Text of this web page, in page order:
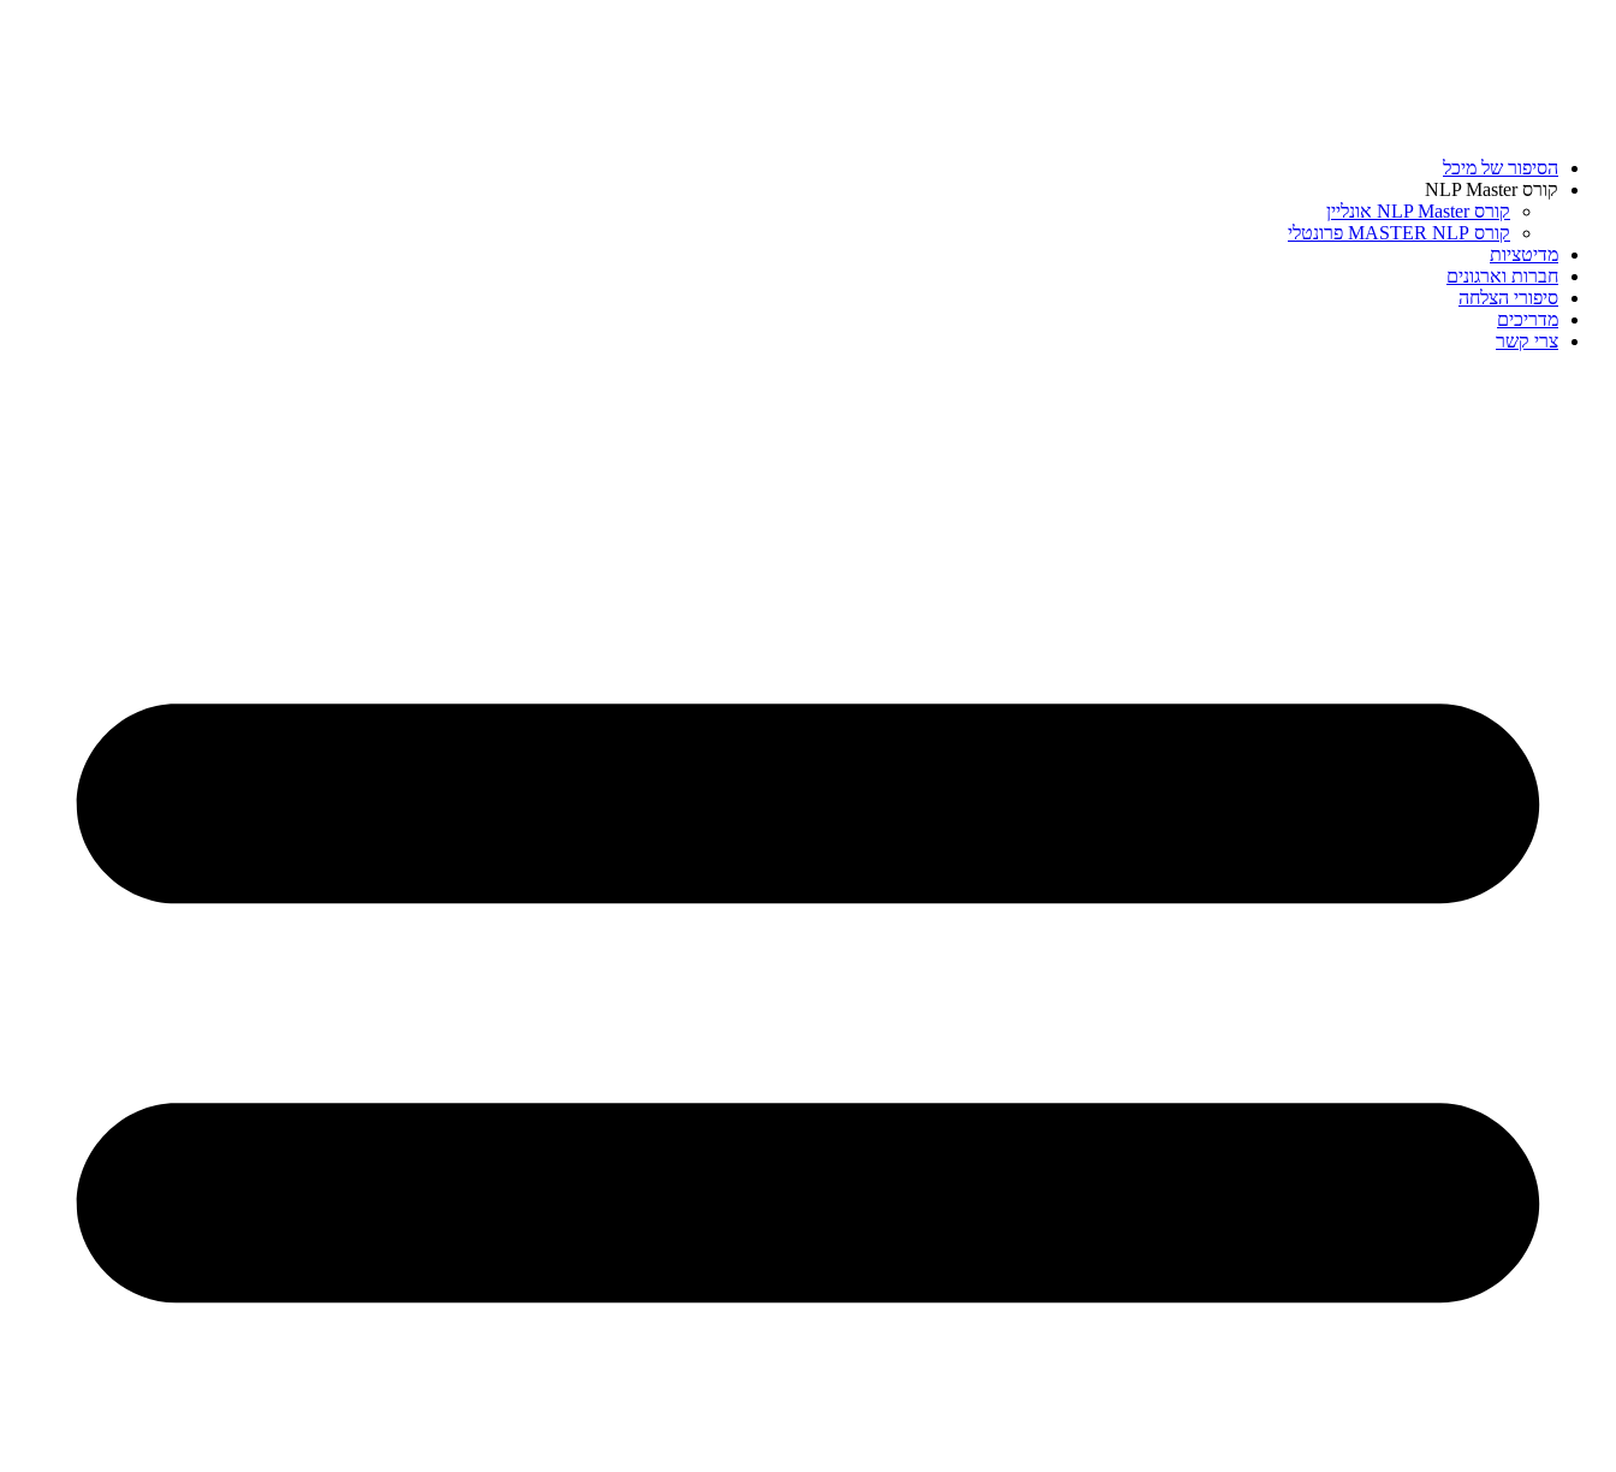
הסיפור של מיכל
קורס NLP Master
קורס NLP Master אונליין
קורס MASTER NLP פרונטלי
מדיטציות
חברות וארגונים
סיפורי הצלחה
מדריכים
צרי קשר